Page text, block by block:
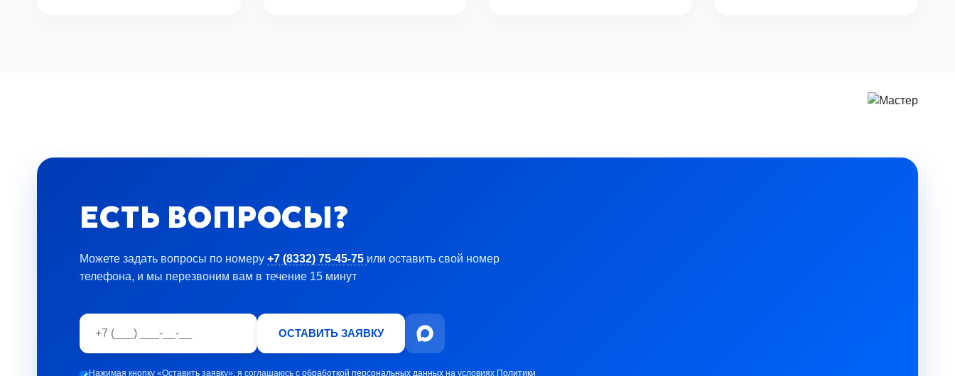
ЕСТЬ ВОПРОСЫ?
Можете задать вопросы по номеру +7 (8332) 75-45-75 или оставить свой номер
телефона, и мы перезвоним вам в течение 15 минут
ОСТАВИТЬ ЗАЯВКУ
Нажимая кнопку «Оставить заявку», я соглашаюсь cобработкой персональных данных на условиях Политики